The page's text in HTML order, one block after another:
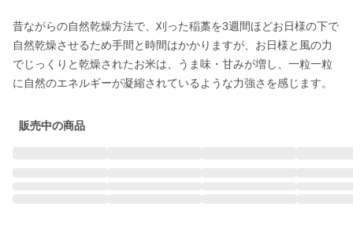
昔ながらの自然乾燥方法で、刈った稲藁を3週間ほどお日様の下で
自然乾燥させるため手間と時間はかかりますが、お日様と風の力
でじっくりと乾燥されたお米は、うま味・甘みが増し、一粒一粒
に自然のエネルギーが凝縮されているような力強さを感じます。
販売中の商品